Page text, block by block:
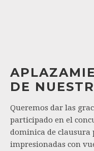
DE
Queremos dar las
participado en el
dominica de clausura
impresionadas con